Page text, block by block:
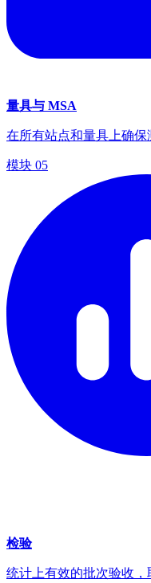
量具与 MSA
在所有站点和量具上确保
模块 05
检验
统计上有效的批次验收，